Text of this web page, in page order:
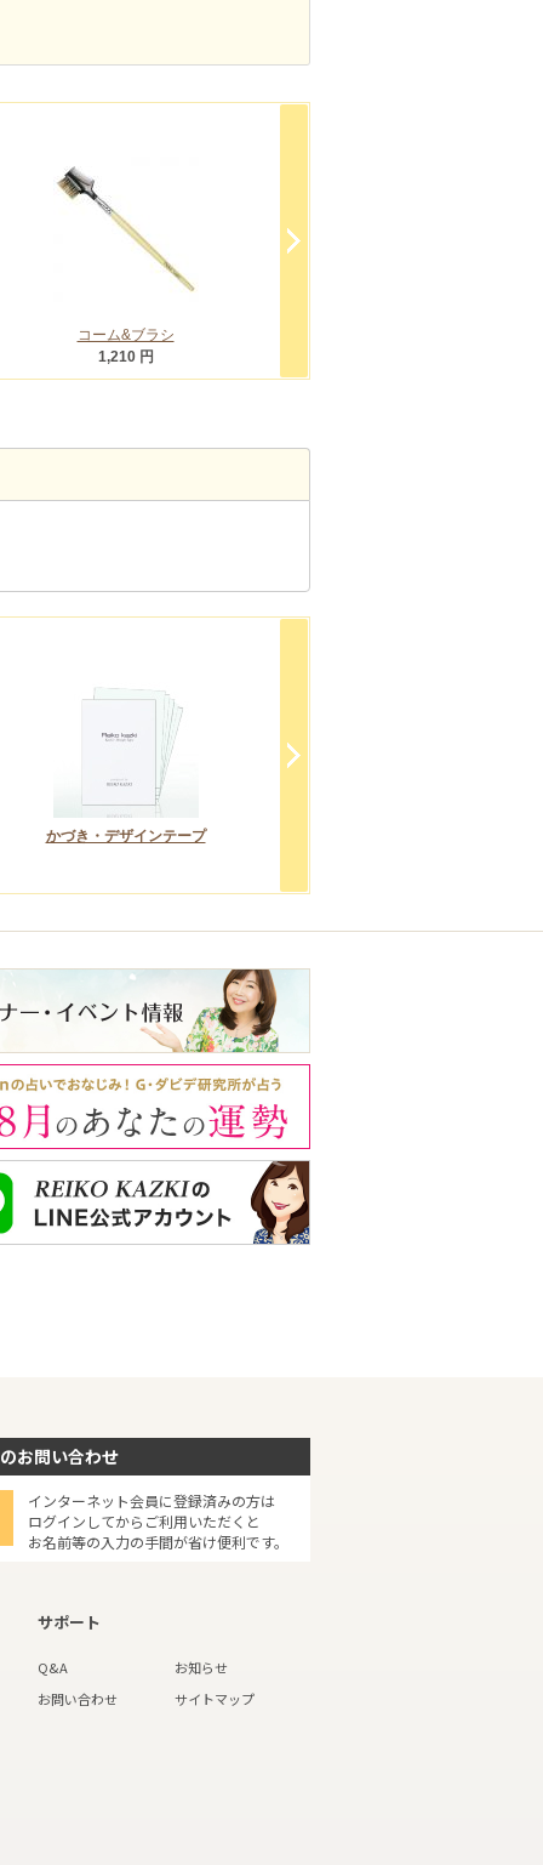
コーム&ブラシ
1,210 円
かづき・デザインテープ
お問い合わせ
インターネット会員に登録済みの方は
ログインしてからご利用いただくと
お名前等の入力の手間が省け便利です。
サポート
Q&A
お知らせ
お問い合わせ
サイトマップ